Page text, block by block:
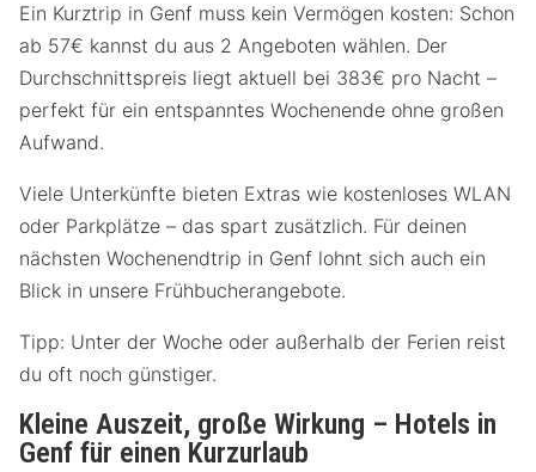
Ein Kurztrip in Genf muss kein Vermögen kosten: Schon
ab 57€ kannst du aus 2 Angeboten wählen. Der
Durchschnittspreis liegt aktuell bei 383€ pro Nacht –
perfekt für ein entspanntes Wochenende ohne großen
Aufwand.
Viele Unterkünfte bieten Extras wie kostenloses WLAN
oder Parkplätze – das spart zusätzlich. Für deinen
nächsten Wochenendtrip in Genf lohnt sich auch ein
Blick in unsere Frühbucherangebote.
Tipp: Unter der Woche oder außerhalb der Ferien reist
du oft noch günstiger.
Kleine Auszeit, große Wirkung – Hotels in
Genf für einen Kurzurlaub